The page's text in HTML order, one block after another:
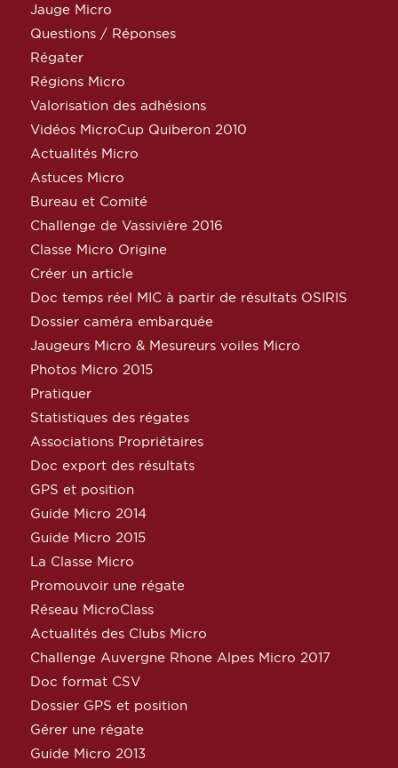
Jauge Micro
Questions / Réponses
Régater
Régions Micro
Valorisation des adhésions
Vidéos MicroCup Quiberon 2010
Actualités Micro
Astuces Micro
Bureau et Comité
Challenge de Vassivière 2016
Classe Micro Origine
Créer un article
Doc temps réel MIC à partir de résultats OSIRIS
Dossier caméra embarquée
Jaugeurs Micro & Mesureurs voiles Micro
Photos Micro 2015
Pratiquer
Statistiques des régates
Associations Propriétaires
Doc export des résultats
GPS et position
Guide Micro 2014
Guide Micro 2015
La Classe Micro
Promouvoir une régate
Réseau MicroClass
Actualités des Clubs Micro
Challenge Auvergne Rhone Alpes Micro 2017
Doc format CSV
Dossier GPS et position
Gérer une régate
Guide Micro 2013